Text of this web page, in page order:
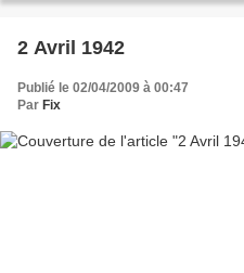
2 Avril 1942
Publié le 02/04/2009 à 00:47
Par Fix